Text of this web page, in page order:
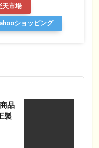
天市場
ショッピング
品
製